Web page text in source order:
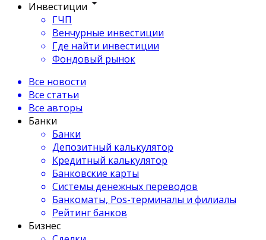
Инвестиции
ГЧП
Венчурные инвестиции
Где найти инвестиции
Фондовый рынок
Все новости
Все статьи
Все авторы
Банки
Банки
Депозитный калькулятор
Кредитный калькулятор
Банковские карты
Системы денежных переводов
Банкоматы, Pos-терминалы и филиалы
Рейтинг банков
Бизнес